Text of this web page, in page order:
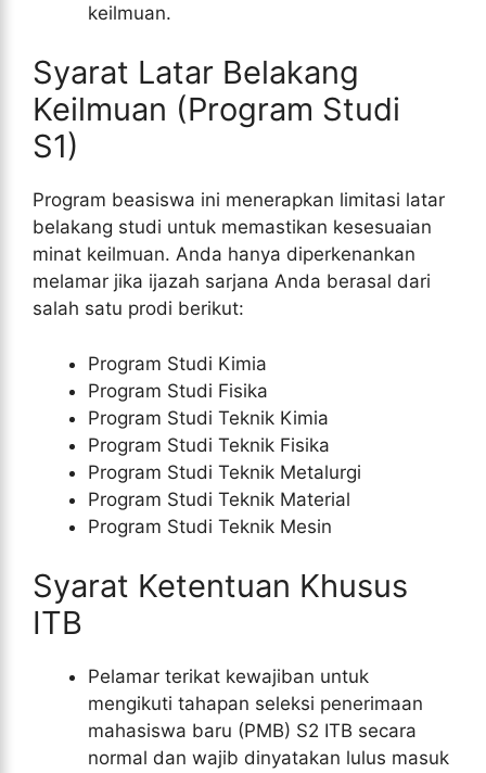
keilmuan.
Syarat Latar Belakang
Keilmuan (Program Studi
S1)
Program beasiswa ini menerapkan limitasi latar
belakang studi untuk memastikan kesesuaian
minat keilmuan. Anda hanya diperkenankan
melamar jika ijazah sarjana Anda berasal dari
salah satu prodi berikut:
Program Studi Kimia
Program Studi Fisika
Program Studi Teknik Kimia
Program Studi Teknik Fisika
Program Studi Teknik Metalurgi
Program Studi Teknik Material
Program Studi Teknik Mesin
Syarat Ketentuan Khusus
ITB
Pelamar terikat kewajiban untuk
mengikuti tahapan seleksi penerimaan
mahasiswa baru (PMB) S2 ITB secara
normal dan wajib dinyatakan lulus masuk